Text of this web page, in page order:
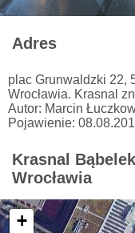
Adres
plac Grunwaldzki 22,
Wrocławia. Krasnal
Autor: Marcin
Pojawienie:
Krasnal
Wrocławia
+